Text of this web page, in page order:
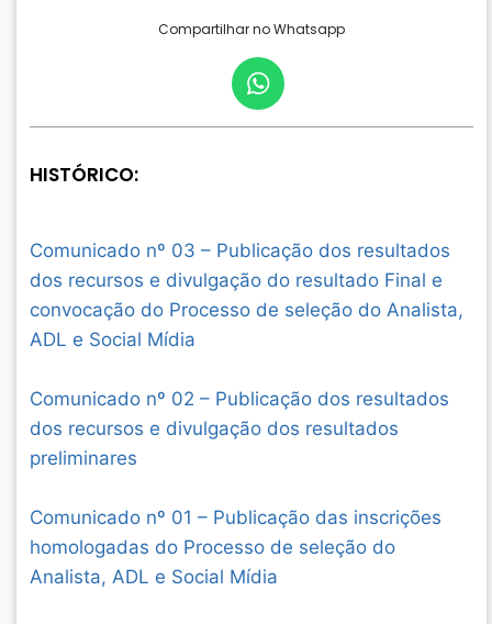
Compartilhar no Whatsapp
HISTÓRICO:
Comunicado nº 03 – Publicação dos resultados
dos recursos e divulgação do resultado Final e
convocação do Processo de seleção do Analista,
ADL e Social Mídia
Comunicado nº 02 – Publicação dos resultados
dos recursos e divulgação dos resultados
preliminares
Comunicado nº 01 – Publicação das inscrições
homologadas do Processo de seleção do
Analista, ADL e Social Mídia